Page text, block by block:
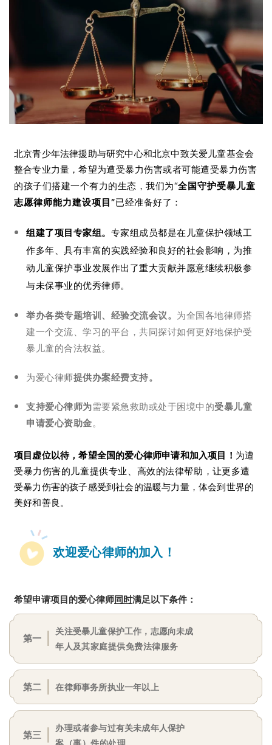
北京青少年法律援助与研究中心和北京中致关爱儿童基金会
整合专业力量，希望为遭受暴力伤害或者可能遭受暴力伤害
的孩子们搭建一个有力的生态，我们为“全国守护受暴儿童
志愿律师能力建设项目”已经准备好了：
组建了项目专家组。 专家组成员都是在儿童保护领域工
作多年、具有丰富的实践经验和良好的社会影响，为推
动儿童保护事业发展作出了重大贡献并愿意继续积极参
与未保事业的优秀律师。
举办各类专题培训、经验交流会议。 为全国各地律师搭
建一个交流、学习的平台，共同探讨如何更好地保护受
暴儿童的合法权益。
为爱心律师提供办案经费支持。
支持爱心律师为需要紧急救助或处于困境中的受暴儿童
申请爱心资助金。
项目虚位以待，希望全国的爱心律师申请和加入项目！ 为遭
受暴力伤害的儿童提供专业、高效的法律帮助，让更多遭
受暴力伤害的孩子感受到社会的温暖与力量，体会到世界的
美好和善良。
欢迎爱心律师的加入！
希望申请项目的爱心律师同时满足以下条件：
第一
关注受暴儿童保护工作，志愿向未成
年人及其家庭提供免费法律服务
第二 在律师事务所执业一年以上
第三
办理或者参与过有关未成年人保护
案（事）件的处理